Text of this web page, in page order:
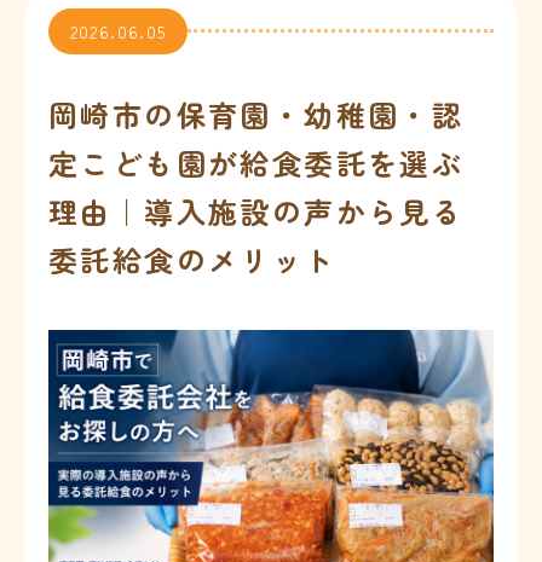
※
2026.06.05
岡崎市の保育園・幼稚園・認
定こども園が給食委託を選ぶ
理由｜導入施設の声から見る
委託給食のメリット